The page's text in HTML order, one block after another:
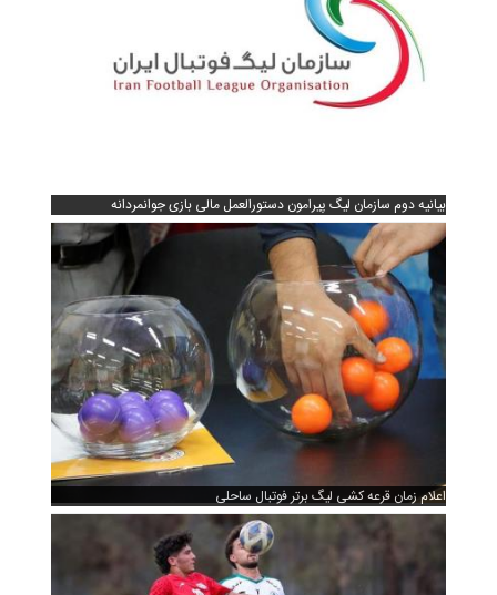
بیانیه دوم سازمان لیگ پیرامون دستورالعمل مالی بازی جوانمردانه
اعلام زمان قرعه کشی لیگ برتر فوتبال ساحلی